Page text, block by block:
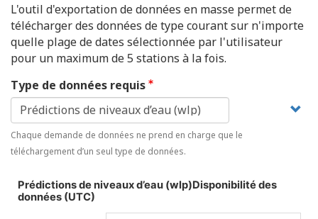
L'outil d'exportation de données en masse permet de
télécharger des données de type courant sur n'importe
quelle plage de dates sélectionnée par l'utilisateur
pour un maximum de 5 stations à la fois.
Type de données requis
Chaque demande de données ne prend en charge que le
téléchargement d’un seul type de données.
Prédictions de niveaux d’eau (wlp)Disponibilité des
données (UTC)